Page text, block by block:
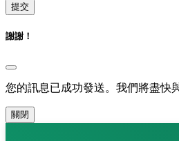
提交
謝謝！
您的訊息已成功發送。我們將盡快
關閉